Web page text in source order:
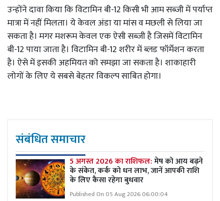
उन्होंने दावा किया कि विटामिन बी-12 किसी भी आम सब्जी में पर्याप्त
मात्रा में नहीं मिलता। ये केवल अंडा या मांस व मछली से लिया जा
सकता है। मगर मशरूम केवल एक ऐसी सब्जी है जिसमें विटामिन
बी-12 पाया जाता है। विटामिन बी-12 शरीर में ब्लड फॉर्मेशन करता
है। ऐसे में इसकी अहमियत को समझा जा सकता है। शाकाहारी
लोगों के लिए ये सबसे बेहतर विकल्प साबित होगा।
संबंधित समाचार
5 अगस्त 2026 का राशिफल:मेष को आय बढ़ने
के संकेत, कर्क को धन लाभ, जानें आपकी राशि
के लिए कैसा रहेगा बुधवार
Published On 05 Aug 2026 06:00:04